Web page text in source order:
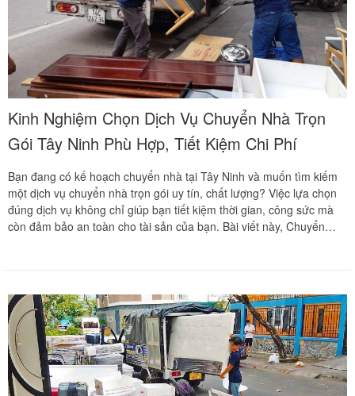
Kinh Nghiệm Chọn Dịch Vụ Chuyển Nhà Trọn
Gói Tây Ninh Phù Hợp, Tiết Kiệm Chi Phí
Bạn đang có kế hoạch chuyển nhà tại Tây Ninh và muốn tìm kiếm
một dịch vụ chuyển nhà trọn gói uy tín, chất lượng? Việc lựa chọn
đúng dịch vụ không chỉ giúp bạn tiết kiệm thời gian, công sức mà
còn đảm bảo an toàn cho tài sản của bạn. Bài viết này, Chuyển
khảo Dịch vụ chuyển nhà trọn gói của chúng tôi.